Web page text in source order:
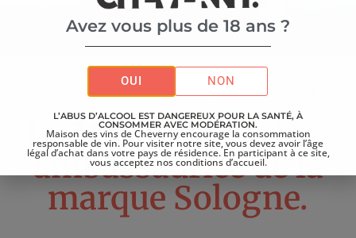
Accueil Actualités>
La Maison des vins, ambassadrice de la marque Sologne.
La Maison des vins,
ambassadrice de la
marque Sologne.
Avez vous plus de 18 ans ?
OUI NON
L’ABUS D’ALCOOL EST DANGEREUX POUR LA SANTÉ, À
CONSOMMER AVEC MODÉRATION.
Maison des vins de Cheverny encourage la consommation
responsable de vin. Pour visiter notre site, vous devez avoir l’âge
légal d’achat dans votre pays de résidence. En participant à ce site,
vous acceptez nos conditions d’accueil.